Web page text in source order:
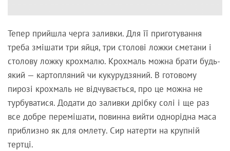
Тепер прийшла черга заливки. Для її приготування
треба змішати три яйця, три столові ложки сметани і
столову ложку крохмалю. Крохмаль можна брати будь-
який — картопляний чи кукурудзяний. В готовому
пирозі крохмаль не відчувається, про це можна не
турбуватися. Додати до заливки дрібку солі і ще раз
все добре перемішати, повинна вийти однорідна маса
приблизно як для омлету. Сир натерти на крупній
тертці.